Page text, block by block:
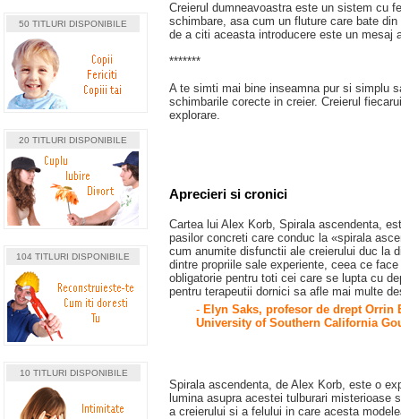
50 TITLURI DISPONIBILE
20 TITLURI DISPONIBILE
104 TITLURI DISPONIBILE
10 TITLURI DISPONIBILE
Creierul dumneavoastra este un sistem cu
schimbare, asa cum un fluture care bate
de a citi aceasta introducere este un mesaj
*******
A te simti mai bine inseamna pur si simplu
schimbarile corecte in creier. Creierul
explorare.
Aprecieri si cronici
Cartea lui Alex Korb, Spirala ascendenta,
pasilor concreti care conduc la «spirala
cum anumite disfunctii ale creierului duc la
dintre propriile sale experiente, ceea ce
obligatorie pentru toti cei care se lupta cu
pentru terapeutii dornici sa afle mai multe
- Elyn Saks, profesor de drept
University of Southern California
Spirala ascendenta, de Alex Korb, este o
lumina asupra acestei tulburari
a creierului si a felului in care acesta